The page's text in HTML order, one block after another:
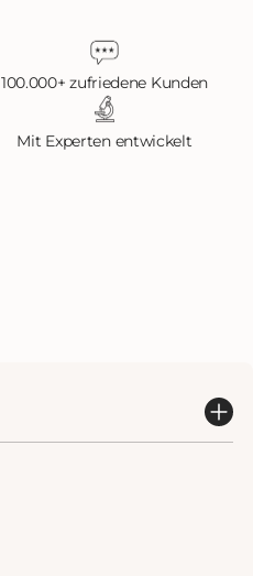
100.000+ zufriedene Kunden
Mit Experten entwickelt